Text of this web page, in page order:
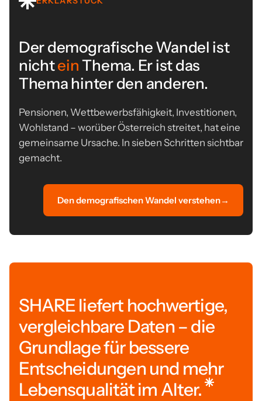
Der demografische Wandel ist
nichteinThema. Er ist das
Thema hinter den anderen.
Pensionen, Wettbewerbsfähigkeit, Investitionen,
Wohlstand – worüber Österreich streitet, hat eine
gemeinsame Ursache. In sieben Schritten sichtbar
gemacht.
Den demografischen Wandel verstehen→
SHARE liefert hochwertige,
vergleichbare Daten – die
Grundlage für bessere
Entscheidungen und mehr
Lebensqualität im Alter.